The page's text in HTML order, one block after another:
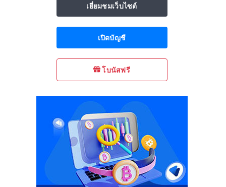
เยี่ยมชมเว็บไซต์
เปิดบัญชี
โบนัสฟรี